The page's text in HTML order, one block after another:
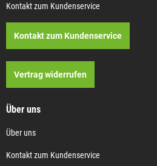
Kontakt zum Kundenservice
Kontakt zum Kundenservice
Vertrag widerrufen
Über uns
Über uns
Kontakt zum Kundenservice